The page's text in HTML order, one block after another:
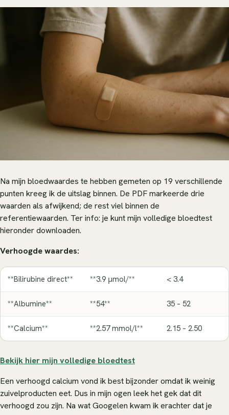
Na mijn bloedwaardes te hebben gemeten op 19 verschillende
punten kreeg ik de uitslag binnen. De PDF markeerde drie
waarden als afwijkend; de rest viel binnen de
referentiewaarden. Ter info: je kunt mijn volledige bloedtest
hieronder downloaden.
Verhoogde waardes:
**Bilirubine direct** **3.9 μmol/** < 3.4
**Albumine** **54** 35 – 52
**Calcium** **2.57 mmol/l** 2.15 – 2.50
Bekijk hier mijn volledige bloedtest
Een verhoogd calcium vond ik best bijzonder omdat ik weinig
zuivelproducten eet. Dus in mijn ogen leek het gek dat dit
verhoogd zou zijn. Na wat Googelen kwam ik erachter dat je